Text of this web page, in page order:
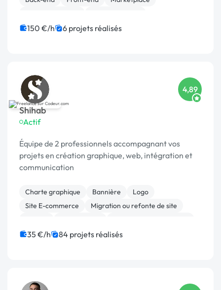
CSS, HTML, XML
150 €/h 6 projets réalisés
Shihab
Actif
4,89
Équipe de 2 professionnels accompagnant vos
projets en création graphique, web, intégration et
communication
Charte graphique Bannière
Logo
Site E-commerce
Migration ou refonte de site
Gestion site web
Boutons
35 €/h 84 projets réalisés